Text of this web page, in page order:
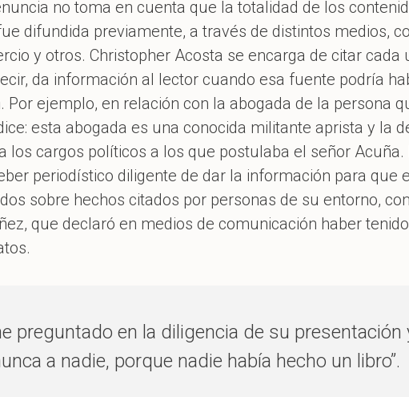
no toma en cuenta que la totalidad de los
difundida previamente, a través de distintos medios,
y otros. Christopher Acosta se encarga de citar cada
da información al lector cuando esa fuente podría
Por ejemplo, en relación con la abogada de la persona
esta abogada es una conocida militante aprista y la
los cargos políticos a los que postulaba el señor
periodístico diligente de dar la información para que
sobre hechos citados por personas de su entorno,
que declaró en medios de comunicación haber
preguntado en la diligencia de su presentación
a nadie, porque nadie había hecho un libro”.